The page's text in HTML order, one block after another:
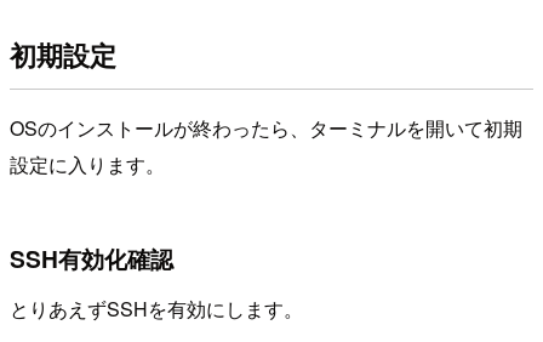
初期設定
OSのインストールが終わったら、ターミナルを開いて初期
設定に入ります。
SSH有効化確認
とりあえずSSHを有効にします。